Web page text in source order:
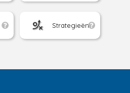
Strategieën